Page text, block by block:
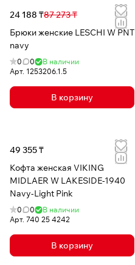
24 188 ₸87 273 ₸
Брюки женские LESCHI W PNT
navy
0 0
В наличии
Арт. 1253206.1.5
В корзину
49 355 ₸
Кофта женская VIKING
MIDLAER W LAKESIDE-1940
Navy-Light Pink
0 0
В наличии
Арт. 740 25 4242
В корзину